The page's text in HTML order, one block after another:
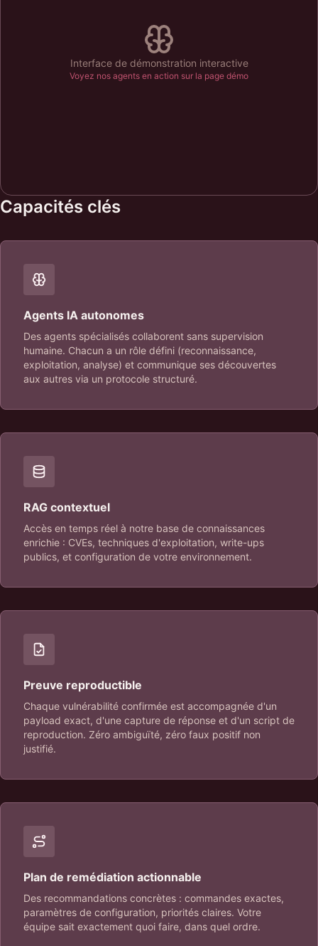
Interface de démonstration interactive
Voyez nos agents en action sur la page démo
Capacités clés
Agents IA autonomes
Des agents spécialisés collaborent sans supervision
humaine. Chacun a un rôle défini (reconnaissance,
exploitation, analyse) et communique ses découvertes
aux autres via un protocole structuré.
RAG contextuel
Accès en temps réel à notre base de connaissances
enrichie : CVEs, techniques d'exploitation, write-ups
publics, et configuration de votre environnement.
Preuve reproductible
Chaque vulnérabilité confirmée est accompagnée d'un
payload exact, d'une capture de réponse et d'un script de
reproduction. Zéro ambiguïté, zéro faux positif non
justifié.
Plan de remédiation actionnable
Des recommandations concrètes : commandes exactes,
paramètres de configuration, priorités claires. Votre
équipe sait exactement quoi faire, dans quel ordre.